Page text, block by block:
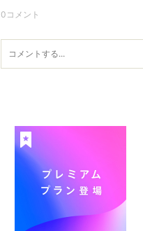
0 コメント